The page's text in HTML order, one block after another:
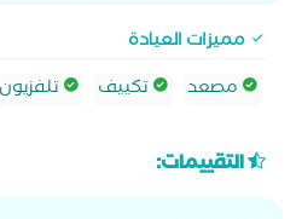
مميزات العيادة
مصعد
تكييف تلفزيون
التقييمات: